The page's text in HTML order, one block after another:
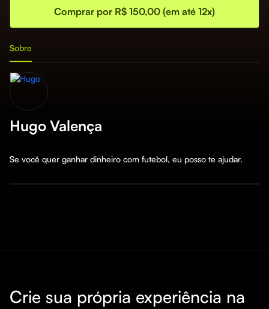
Comprar por R$ 150,00 (em até 12x)
Sobre
Hugo Valença
Se você quer ganhar dinheiro com futebol, eu posso te ajudar.
Crie sua própria experiência na